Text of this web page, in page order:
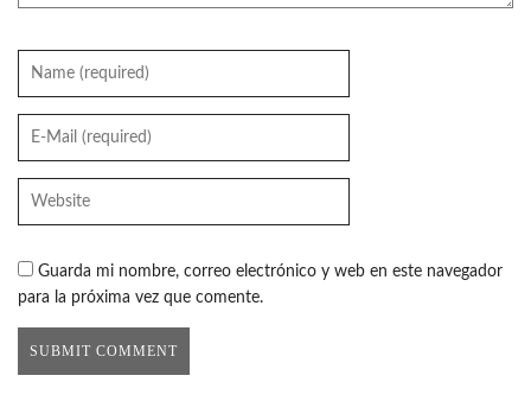
Guarda mi nombre, correo electrónico y web en este navegador
para la próxima vez que comente.